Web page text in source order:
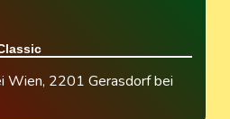
Wien, 2201 Gerasdorf bei